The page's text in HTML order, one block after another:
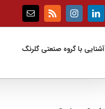
LinkedIn
Instagram
Rss
Email
آشنایی با گروه صنعتی گلرنگ